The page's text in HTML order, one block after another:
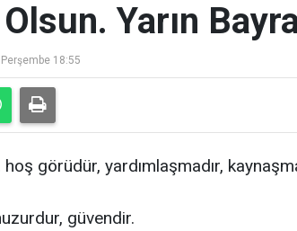
Yarın
18:55
görüdür, yardımlaşmadır,
güvendir.